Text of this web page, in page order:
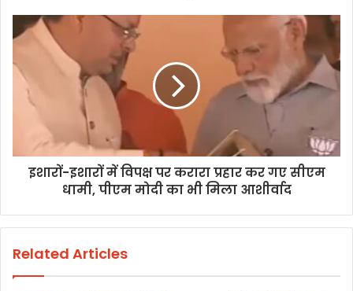
इशारों-इशारों में विपक्ष पर करारा प्रहार कर गए सीएम
धामी, पीएम मोदी का भी मिला आशीर्वाद
Related Articles